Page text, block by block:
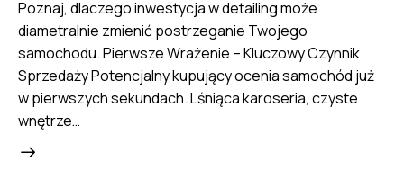
Poznaj, dlaczego inwestycja w detailing może
diametralnie zmienić postrzeganie Twojego
samochodu. Pierwsze Wrażenie – Kluczowy Czynnik
Sprzedaży Potencjalny kupujący ocenia samochód już
w pierwszych sekundach. Lśniąca karoseria, czyste
wnętrze…